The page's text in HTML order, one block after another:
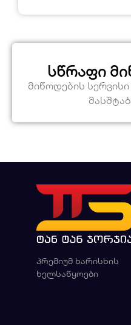
სწრაფი
მიწოდების
პრემიუმ ხარისხის
ხელსაწყოები